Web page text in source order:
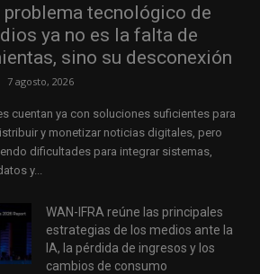
problema tecnológico de
ya no es la falta de
sino su desconexión
7 agosto, 2026
cuentan ya con soluciones suficientes para
y monetizar noticias digitales, pero
dificultades para integrar sistemas,
y...
WAN-IFRA reúne las principales
estrategias de los medios ante la
IA, la pérdida de ingresos y los
cambios de consumo